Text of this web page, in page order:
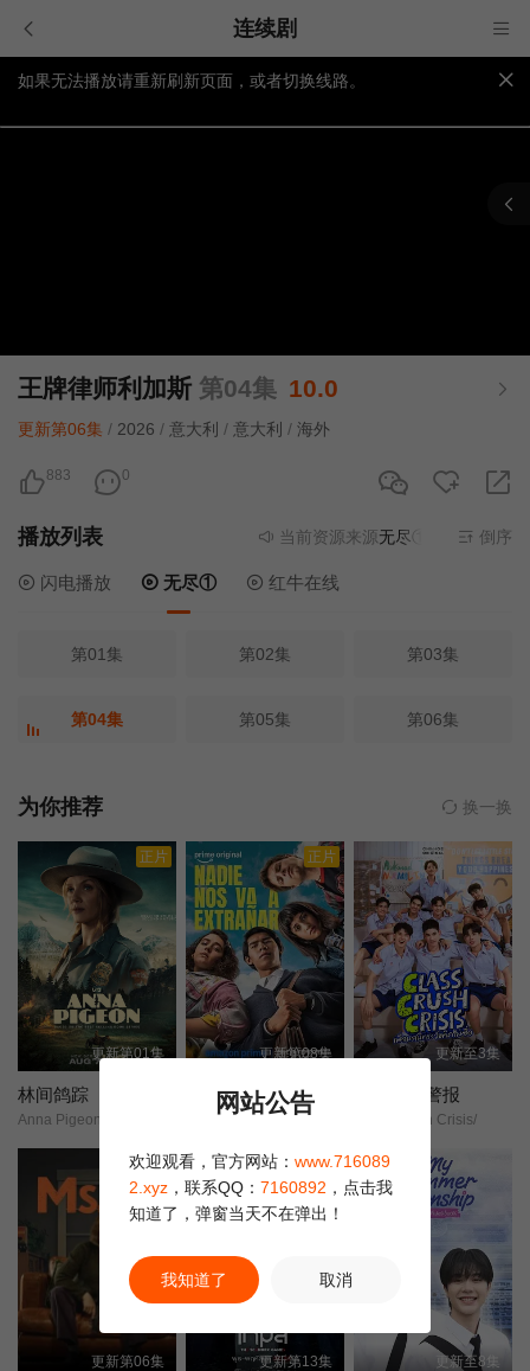
连续剧
如果无法播放请重新刷新页面，或者切换线路。
视频载入速度跟网速有关，请耐心等待几秒钟。
王牌律师利加斯 第04集 10.0
更新第06集 / 2026 / 意大利 / 意大利 / 海外
883 0
播放列表 当前资源来源无尽① - 无需安装任
倒序
闪电播放 无尽① 红牛在线
第01集 第02集 第03集
第04集 第05集 第06集
为你推荐 换一换
正片
更新第01集
林间鸽踪
Anna Pigeon/
正片
更新第08集
没有人会想念我们 第二季
更新至3集
校园暗恋警报
Class Crush Crisis/
更新第06集
正片
更新第13集 更新至8集
网站公告
欢迎观看，官方网站： www.716089
2.xyz ，联系QQ： 7160892 ，点击我
知道了，弹窗当天不在弹出！
我知道了 取消